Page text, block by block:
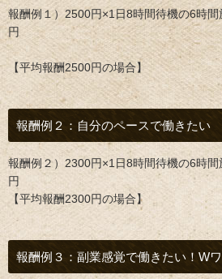
報酬例１）2500円×1日8時間待機の6時
円
【平均報酬2500円の場合】
報酬例２：自分のペースで働きたい
報酬例２）2300円×1日8時間待機の6時
円
【平均報酬2300円の場合】
報酬例３：副業感覚で働きたい！W